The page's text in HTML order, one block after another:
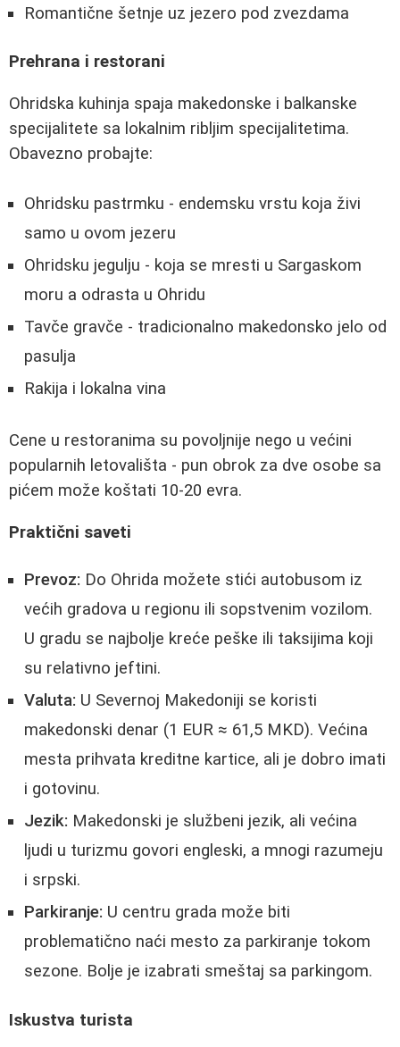
Romantične šetnje uz jezero pod zvezdama
Prehrana i restorani
Ohridska kuhinja spaja makedonske i balkanske
specijalitete sa lokalnim ribljim specijalitetima.
Obavezno probajte:
Ohridsku pastrmku - endemsku vrstu koja živi
samo u ovom jezeru
Ohridsku jegulju - koja se mresti u Sargaskom
moru a odrasta u Ohridu
Tavče gravče - tradicionalno makedonsko jelo od
pasulja
Rakija i lokalna vina
Cene u restoranima su povoljnije nego u većini
popularnih letovališta - pun obrok za dve osobe sa
pićem može koštati 10-20 evra.
Praktični saveti
Prevoz: Do Ohrida možete stići autobusom iz
većih gradova u regionu ili sopstvenim vozilom.
U gradu se najbolje kreće peške ili taksijima koji
su relativno jeftini.
Valuta: U Severnoj Makedoniji se koristi
makedonski denar (1 EUR ≈ 61,5 MKD). Većina
mesta prihvata kreditne kartice, ali je dobro imati
i gotovinu.
Jezik: Makedonski je službeni jezik, ali većina
ljudi u turizmu govori engleski, a mnogi razumeju
i srpski.
Parkiranje: U centru grada može biti
problematično naći mesto za parkiranje tokom
sezone. Bolje je izabrati smeštaj sa parkingom.
Iskustva turista